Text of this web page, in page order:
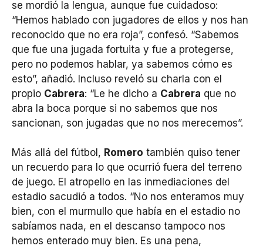
se mordió la lengua, aunque fue cuidadoso:
“Hemos hablado con jugadores de ellos y nos han
reconocido que no era roja”, confesó. “Sabemos
que fue una jugada fortuita y fue a protegerse,
pero no podemos hablar, ya sabemos cómo es
esto”, añadió. Incluso reveló su charla con el
propio Cabrera: “Le he dicho a Cabrera que no
abra la boca porque si no sabemos que nos
sancionan, son jugadas que no nos merecemos”.
Más allá del fútbol, Romero también quiso tener
un recuerdo para lo que ocurrió fuera del terreno
de juego. El atropello en las inmediaciones del
estadio sacudió a todos. “No nos enteramos muy
bien, con el murmullo que había en el estadio no
sabíamos nada, en el descanso tampoco nos
hemos enterado muy bien. Es una pena,